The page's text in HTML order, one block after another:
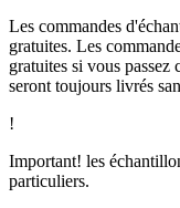
Les commandes
gratuites. Les
gratuites si vous passez
seront toujours livrés
!
Important! les
particuliers.